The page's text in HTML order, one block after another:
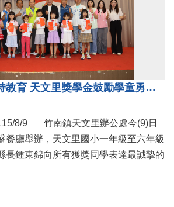
地方各界齊心支持教育 天文里獎學金鼓勵學童勇敢追夢
公處今(9)日
餐廳舉辦，天文里國小一年級至六年級
長鍾東錦向所有獲獎同學表達最誠摯的